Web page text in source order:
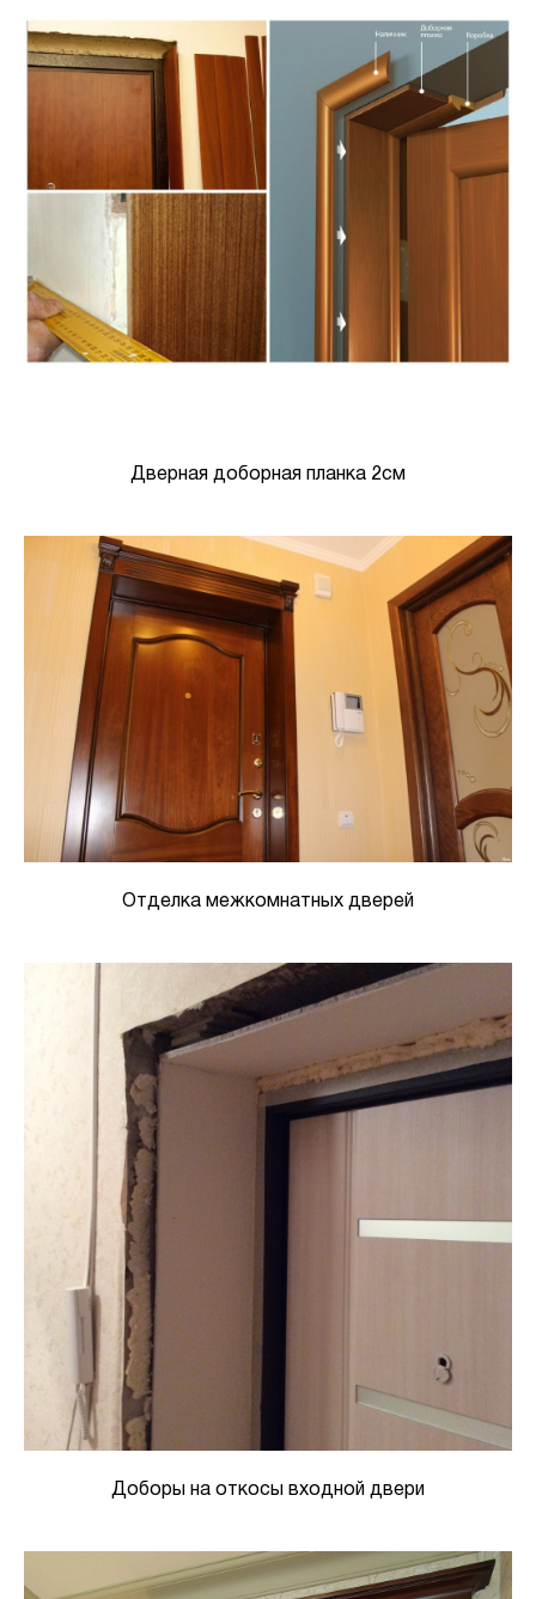
Дверная доборная планка 2см
Отделка межкомнатных дверей
Доборы на откосы входной двери